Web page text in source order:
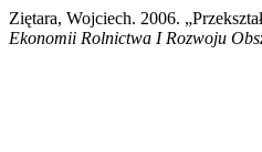
Ziętara, Wojciech. 2006.
Ekonomii Rolnictwa I Rozwoju